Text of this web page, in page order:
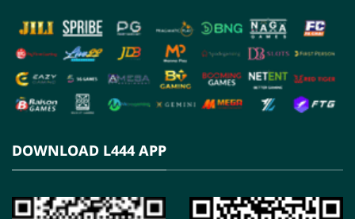
DOWNLOAD L444 APP